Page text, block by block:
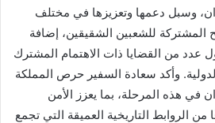
وسبل دعمها وتعزيزها في مختلف
المشتركة للشعبين الشقيقين، إضافة
عدد من القضايا ذات الاهتمام المشترك
وأكد سعادة السفير حرص المملكة
في هذه المرحلة، بما يعزز الأمن
من الروابط التاريخية العميقة التي تجمع